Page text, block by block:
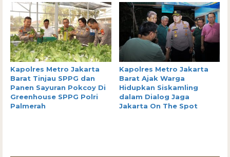
Kapolres Metro Jakarta
Barat Tinjau SPPG dan
Panen Sayuran Pokcoy Di
Greenhouse SPPG Polri
Palmerah
Kapolres Metro Jakarta
Barat Ajak Warga
Hidupkan Siskamling
dalam Dialog Jaga
Jakarta On The Spot